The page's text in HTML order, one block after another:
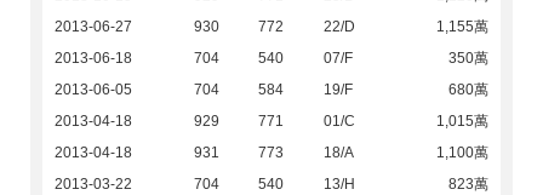
2013-06-27
930 772 22/D
1,155萬
2013-06-18
704 540 07/F
350萬
2013-06-05
704 584 19/F
680萬
2013-04-18
929 771 01/C
1,015萬
2013-04-18
931 773 18/A
1,100萬
2013-03-22
704 540 13/H
823萬